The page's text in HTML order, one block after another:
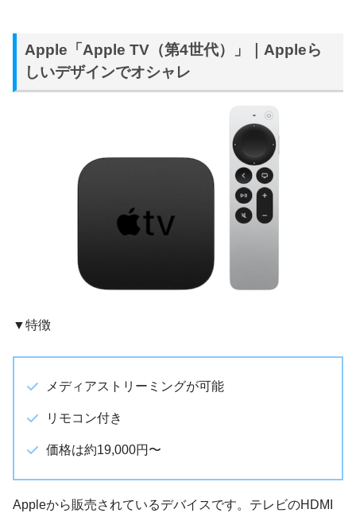
Apple「Apple TV（第4世代）」｜Appleら
しいデザインでオシャレ
▼特徴
メディアストリーミングが可能
リモコン付き
価格は約19,000円〜
Appleから販売されているデバイスです。テレビのHDMI